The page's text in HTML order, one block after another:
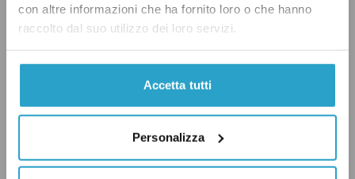
con altre informazioni che ha fornito loro o che hanno
raccolto dal suo utilizzo dei loro servizi.
Accetta tutti
Personalizza
prova per il raggiungimento dell’obiettivo è
rappresentata dalla presentazione del
certificato di ultimazione lavori (o di regolare
esecuzione nel caso di forniture di strumenti o
servizi). Rientrano in questa categoria, in larga
parte, tutti quei progetti di competenza degli
enti territoriali (comuni, regioni, province